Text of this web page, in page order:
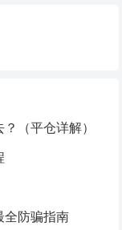
（平仓详解）
全防骗指南